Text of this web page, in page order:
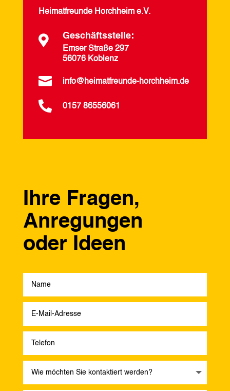
Heimatfreunde Horchheim e.V.
 Geschäftsstelle:
Emser Straße 297
56076 Koblenz
 info@heimatfreunde-horchheim.de
 0157 86556061
Ihre Fragen,
Anregungen
oder Ideen